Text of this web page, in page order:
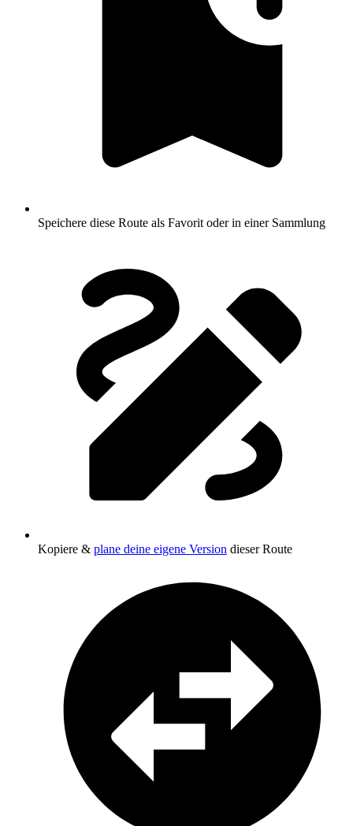
Speichere diese Route als Favorit oder in einer Sammlung
Kopiere & plane deine eigene Version dieser Route